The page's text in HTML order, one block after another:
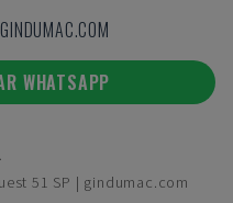
WHATSAPP
51 SP | gindumac.com